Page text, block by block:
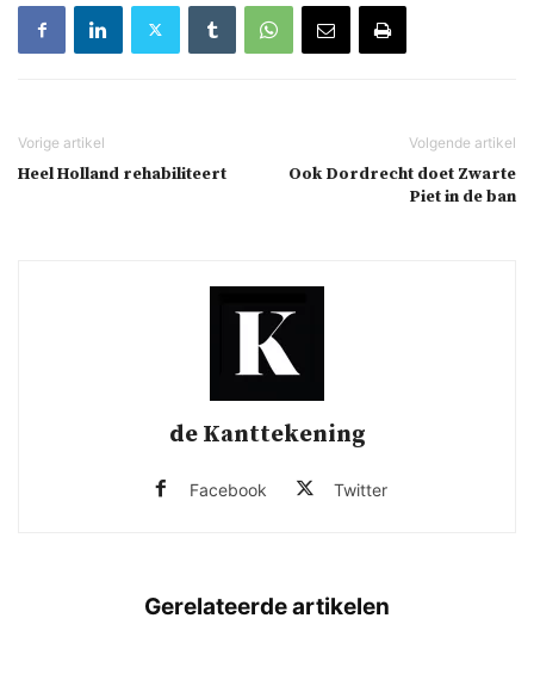
Heel Holland rehabiliteert
Ook Dordrecht doet Zwarte
Piet in de ban
de Kanttekening
Facebook Twitter